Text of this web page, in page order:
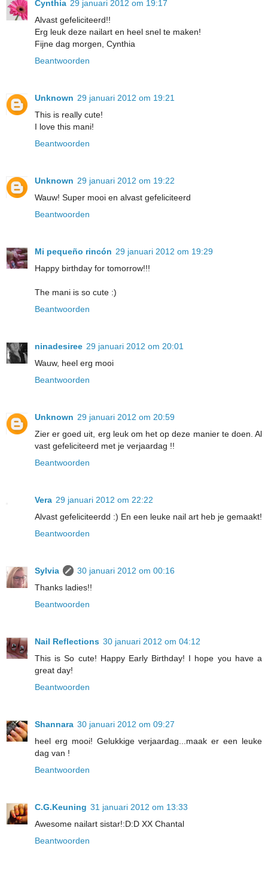
Cynthia 29 januari 2012 om 19:17
Alvast gefeliciteerd!!
Erg leuk deze nailart en heel snel te maken!
Fijne dag morgen, Cynthia
Beantwoorden
Unknown 29 januari 2012 om 19:21
This is really cute!
I love this mani!
Beantwoorden
Unknown 29 januari 2012 om 19:22
Wauw! Super mooi en alvast gefeliciteerd
Beantwoorden
Mi pequeño rincón 29 januari 2012 om 19:29
Happy birthday for tomorrow!!!
The mani is so cute :)
Beantwoorden
ninadesiree 29 januari 2012 om 20:01
Wauw, heel erg mooi
Beantwoorden
Unknown 29 januari 2012 om 20:59
Zier er goed uit, erg leuk om het op deze manier te doen. Al
vast gefeliciteerd met je verjaardag !!
Beantwoorden
Vera 29 januari 2012 om 22:22
Alvast gefeliciteerdd :) En een leuke nail art heb je gemaakt!
Beantwoorden
Sylvia
30 januari 2012 om 00:16
Thanks ladies!!
Beantwoorden
Nail Reflections 30 januari 2012 om 04:12
This is So cute! Happy Early Birthday! I hope you have a
great day!
Beantwoorden
Shannara 30 januari 2012 om 09:27
heel erg mooi! Gelukkige verjaardag...maak er een leuke
dag van !
Beantwoorden
C.G.Keuning 31 januari 2012 om 13:33
Awesome nailart sistar!:D:D XX Chantal
Beantwoorden